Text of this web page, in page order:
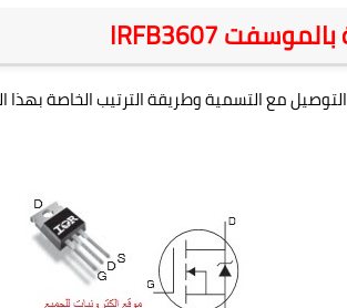
بالموسفتIRFB3607
مع التسمية وطريقة الترتيب الخاصة